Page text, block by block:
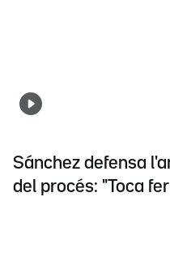
Sánchez defensa
del procés: "Toca